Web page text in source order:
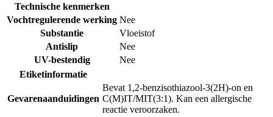
Technische kenmerken
Vochtregulerende werking Nee
Substantie
Vloeistof
Antislip
Nee
UV-bestendig
Nee
Etiketinformatie
Gevarenaanduidingen
Bevat 1,2-benzisothiazool-3(2H)-on en
C(M)IT/MIT(3:1). Kan een allergische
reactie veroorzaken.